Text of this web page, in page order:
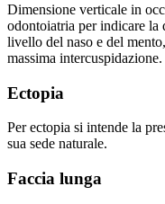
Dimensione verticale in
odontoiatria per indicare la
livello del naso e del
massima intercuspidazione.
Ectopia
Per ectopia si intende la
sua sede naturale.
Faccia lunga